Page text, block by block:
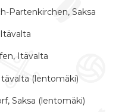
Partenkirchen, Saksa
Itävalta
(lentomäki)
Saksa (lentomäki)